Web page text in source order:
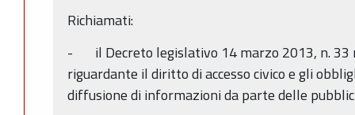
Richiamati:
- il Decreto legislativo 14 marzo 2013, n. 33
riguardante il diritto di accesso civico e gli
diffusione di informazioni da parte delle